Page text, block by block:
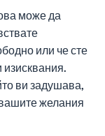
може да
или че сте
ви задушава,
желания